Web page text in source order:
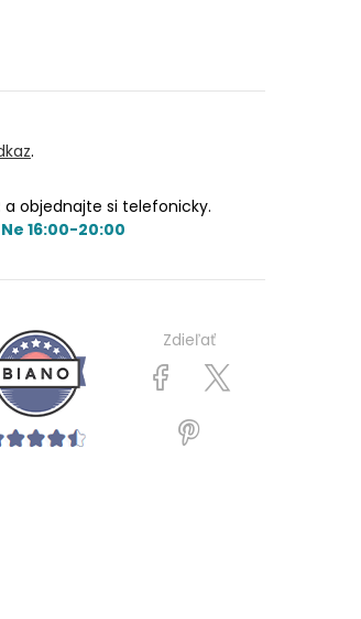
.
a objednajte si telefonicky.
Ne 16:00-20:00
Zdieľať